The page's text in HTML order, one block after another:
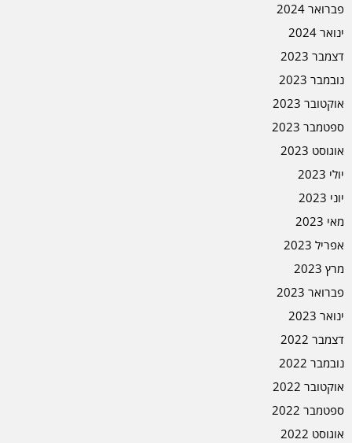
פברואר 2024
ינואר 2024
דצמבר 2023
נובמבר 2023
אוקטובר 2023
ספטמבר 2023
אוגוסט 2023
יולי 2023
יוני 2023
מאי 2023
אפריל 2023
מרץ 2023
פברואר 2023
ינואר 2023
דצמבר 2022
נובמבר 2022
אוקטובר 2022
ספטמבר 2022
אוגוסט 2022